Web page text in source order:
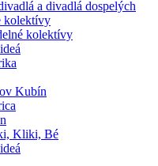
a divadlá dospelých
kolektívy
kolektívy
Kubín
Kliki, Bé